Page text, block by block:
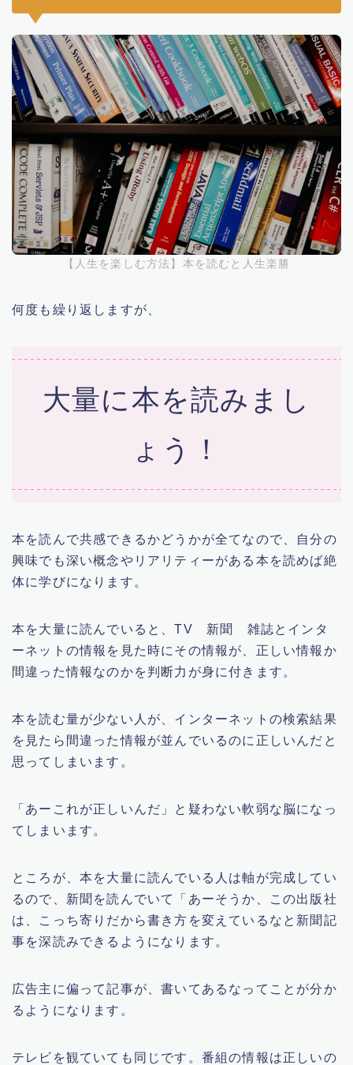
【人生を楽しむ方法】本を読むと人生楽勝
何度も繰り返しますが、
大量に本を読みまし
ょう！
本を読んで共感できるかどうかが全てなので、自分の
興味でも深い概念やリアリティーがある本を読めば絶
体に学びになります。
本を大量に読んでいると、TV 新聞 雑誌とインタ
ーネットの情報を見た時にその情報が、正しい情報か
間違った情報なのかを判断力が身に付きます。
本を読む量が少ない人が、インターネットの検索結果
を見たら間違った情報が並んでいるのに正しいんだと
思ってしまいます。
「あーこれが正しいんだ」と疑わない軟弱な脳になっ
てしまいます。
ところが、本を大量に読んでいる人は軸が完成してい
るので、新聞を読んでいて「あーそうか、この出版社
は、こっち寄りだから書き方を変えているなと新聞記
事を深読みできるようになります。
広告主に偏って記事が、書いてあるなってことが分か
るようになります。
テレビを観ていても同じです。番組の情報は正しいの